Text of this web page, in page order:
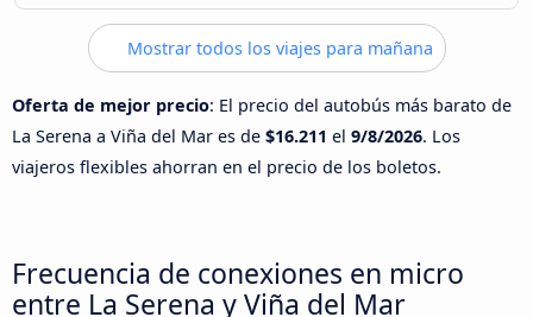
Mostrar todos los viajes para mañana
Oferta de mejor precio: El precio del autobús más barato de
La Serena a Viña del Mar es de $16.211 el 9/8/2026. Los
viajeros flexibles ahorran en el precio de los boletos.
Frecuencia de conexiones en micro
entre La Serena y Viña del Mar